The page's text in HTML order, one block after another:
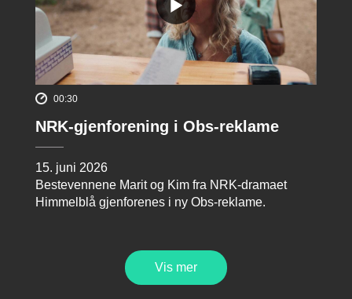
00:30
NRK-gjenforening i Obs-reklame
15. juni 2026
Bestevennene Marit og Kim fra NRK-dramaet
Himmelblå gjenforenes i ny Obs-reklame.
Vis mer